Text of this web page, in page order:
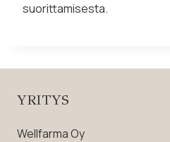
suorittamisesta.
YRITYS
Wellfarma Oy